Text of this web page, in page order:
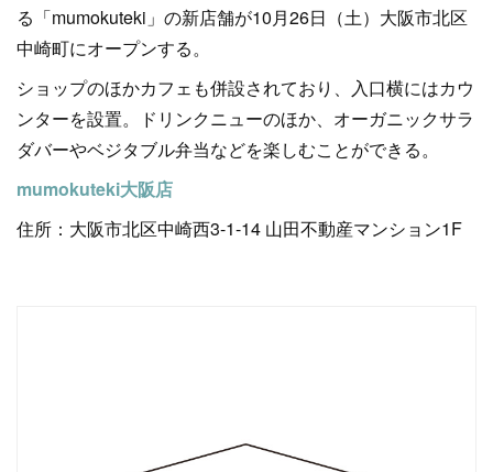
る「mumokuteki」の新店舗が10月26日（土）大阪市北区
中崎町にオープンする。
ショップのほかカフェも併設されており、入口横にはカウ
ンターを設置。ドリンクニューのほか、オーガニックサラ
ダバーやベジタブル弁当などを楽しむことができる。
mumokuteki大阪店
住所：大阪市北区中崎西3-1-14 山田不動産マンション1F